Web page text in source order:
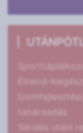
Étrend-
tanácsadás
Sérülés utáni